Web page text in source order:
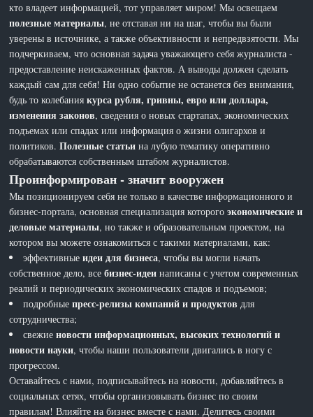
кто владеет информацией, тот управляет миром! Мы освещаем
полезные материалы, не отставая ни на шаг, чтобы вы были
уверены в источнике, а также объективности и непредвзятости. Мы
подчеркиваем, что основная задача уважающего себя журналиста -
предоставление неискаженных фактов. А выводы должен сделать
каждый сам для себя! Ни одно событие не останется без внимания,
будь то колебаниякурса рубля, гривны, евро или доллара,
изменения законов, сведения о новых стартапах, экономических
подъемах или спадах или информация о жизни олигархов и
политиков.Полезные статьи на лубую тематику оперативно
обрабатываются собственным штабом журналистов.
Проинформирован - значит вооружен
Мы позиционируем себя не только в качестве информационного и
бизнес-портала, основная специализация которогоэкономические и
деловые материалы, но также и образовательным проектом, на
котором вы можете ознакомиться с такими материалами, как:
эффективныеидеи для бизнеса, чтобы вы могли начать
собственное дело, всебизнес-идеи написаны с учетом современных
реалий и периодических экономических спадов и подъемов;
подробныепресс-релизы компаний и продуктов для
сотрудничества;
свежиеновости информационных, высоких технологий и
новости науки, чтобы наши пользователи двигались в ногу с
прогрессом.
Оставайтесь с нами, подписывайтесь на новости, добавляйтесь в
социальных сетях, чтобы организовывать бизнес по своим
правилам! Влияйте на бизнес вместе с нами. Делитесь своими